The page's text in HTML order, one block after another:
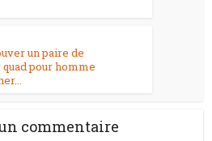
un paire de
pour homme
commentaire